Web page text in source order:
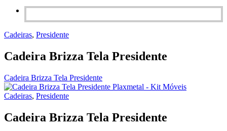
Cadeiras, Presidente
Cadeira Brizza Tela Presidente
Cadeira Brizza Tela Presidente
Cadeiras, Presidente
Cadeira Brizza Tela Presidente